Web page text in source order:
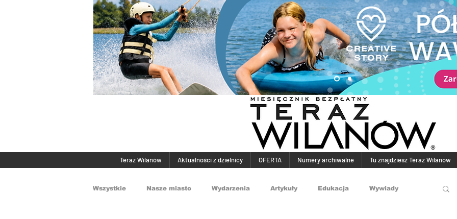
Teraz Wilanów Aktualności z dzielnicy OFERTA Numery archiwalne Tu znajdziesz Teraz Wilanów
Wszystkie Nasze miasto Wydarzenia Artykuły Edukacja Wywiady